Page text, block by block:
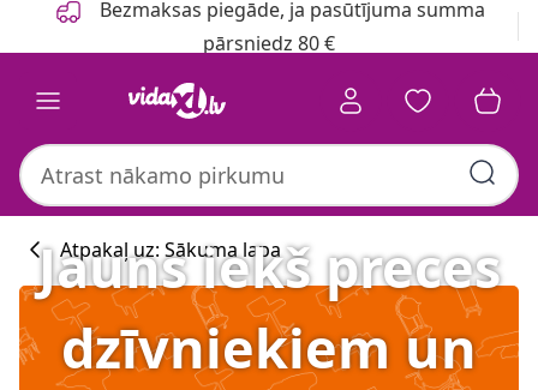
Bezmaksas piegāde, ja pasūtījuma summa
pārsniedz 80 €
Atpakaļ uz: Sākuma lapa
Jauns iekš preces
dzīvniekiem un